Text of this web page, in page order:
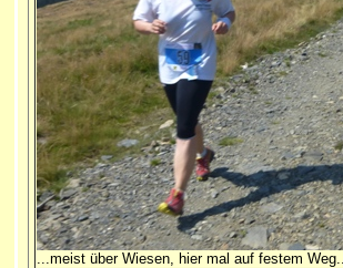
...meist über Wiesen, hier mal auf festem Weg...